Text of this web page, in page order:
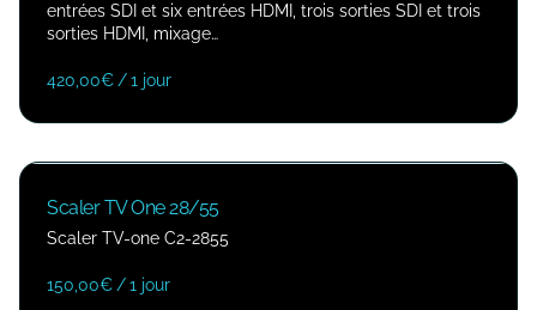
entrées SDI et six entrées HDMI, trois sorties SDI et trois
sorties HDMI, mixage…
/
Scaler TV One 28/55
Scaler TV-one C2-2855
/